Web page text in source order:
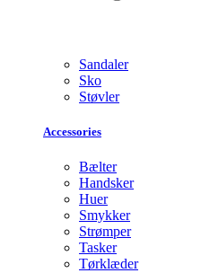
Sandaler
Sko
Støvler
Accessories
Bælter
Handsker
Huer
Smykker
Strømper
Tasker
Tørklæder